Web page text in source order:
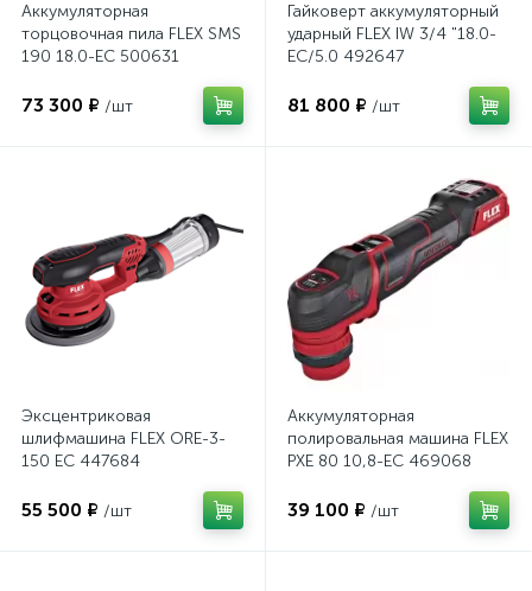
Аккумуляторная
торцовочная пила FLEX SMS
190 18.0-EC 500631
73 300 ₽ /шт
Гайковерт аккумуляторный
ударный FLEX IW 3/4 "18.0-
EC/5.0 492647
81 800 ₽ /шт
Эксцентриковая
шлифмашина FLEX ORE-3-
150 EC 447684
55 500 ₽ /шт
Аккумуляторная
полировальная машина FLEX
PXE 80 10,8-EC 469068
39 100 ₽ /шт